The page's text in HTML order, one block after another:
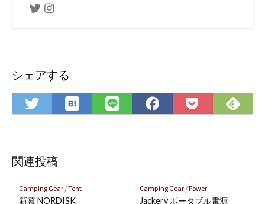
TwitterInstagram
シェアする
Twitter
で
ア
は
て
マ
LINE
で
Facebook
で
Pocket
に
で
関連投稿
Camping Gear/Tent
新幕 NORDISK
Camping Gear/Power
Jackery ポータブル電源